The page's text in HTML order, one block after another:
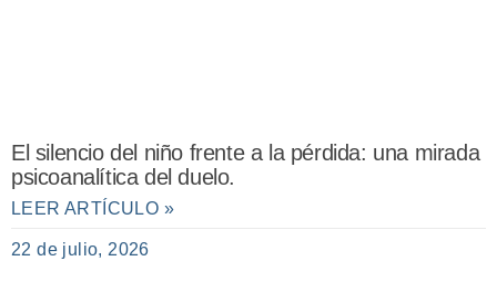
El silencio del niño frente a la pérdida: una mirada
psicoanalítica del duelo.
LEER ARTÍCULO »
22 de julio, 2026